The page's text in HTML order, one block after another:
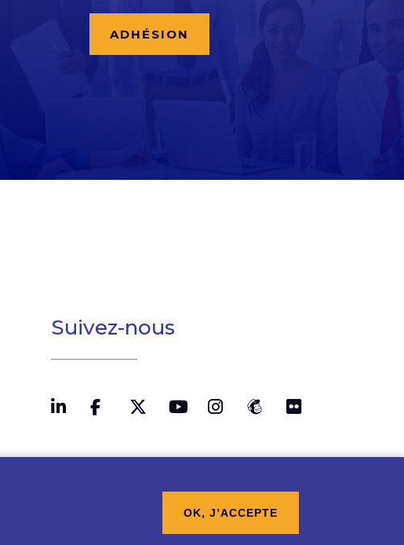
OK, J’ACCEPTE
ADHÉSION
Suivez-nous
LinkedInFacebook
TwitterYouTubeInstagram
MailChimp
Flickr